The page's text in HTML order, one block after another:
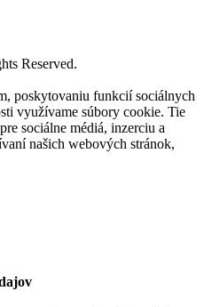
Reserved.
poskytovaniu funkcií sociálnych
využívame súbory cookie. Tie
sociálne médiá, inzerciu a
našich webových stránok,